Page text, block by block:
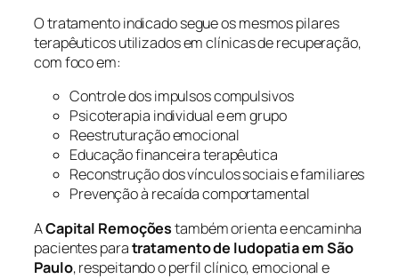
O tratamento indicado segue os mesmos pilares
terapêuticos utilizados em clínicas de recuperação,
com foco em:
Controle dos impulsos compulsivos
Psicoterapia individual e em grupo
Reestruturação emocional
Educação financeira terapêutica
Reconstrução dos vínculos sociais e familiares
Prevenção à recaída comportamental
ACapital Remoçõestambém orienta e encaminha
pacientes paratratamento de ludopatia em São
Paulo, respeitando o perfil clínico, emocional e